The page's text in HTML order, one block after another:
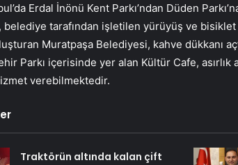
Erdal İnönü Kent Parkı’ndan Düden
belediye tarafından işletilen yürüyüş ve
Muratpaşa Belediyesi, kahve dükkanı
Parkı içerisinde yer alan Kültür Cafe, asırlık
verebilmektedir.
Traktörün altında kalan çift